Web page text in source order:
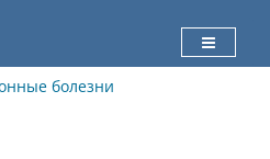
болезни